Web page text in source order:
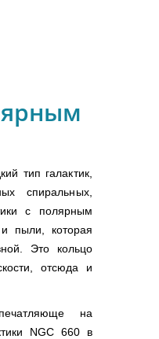
тип галактик,
спиральных,
с полярным
пыли, которая
Это кольцо
отсюда и
на
NGC 660 в